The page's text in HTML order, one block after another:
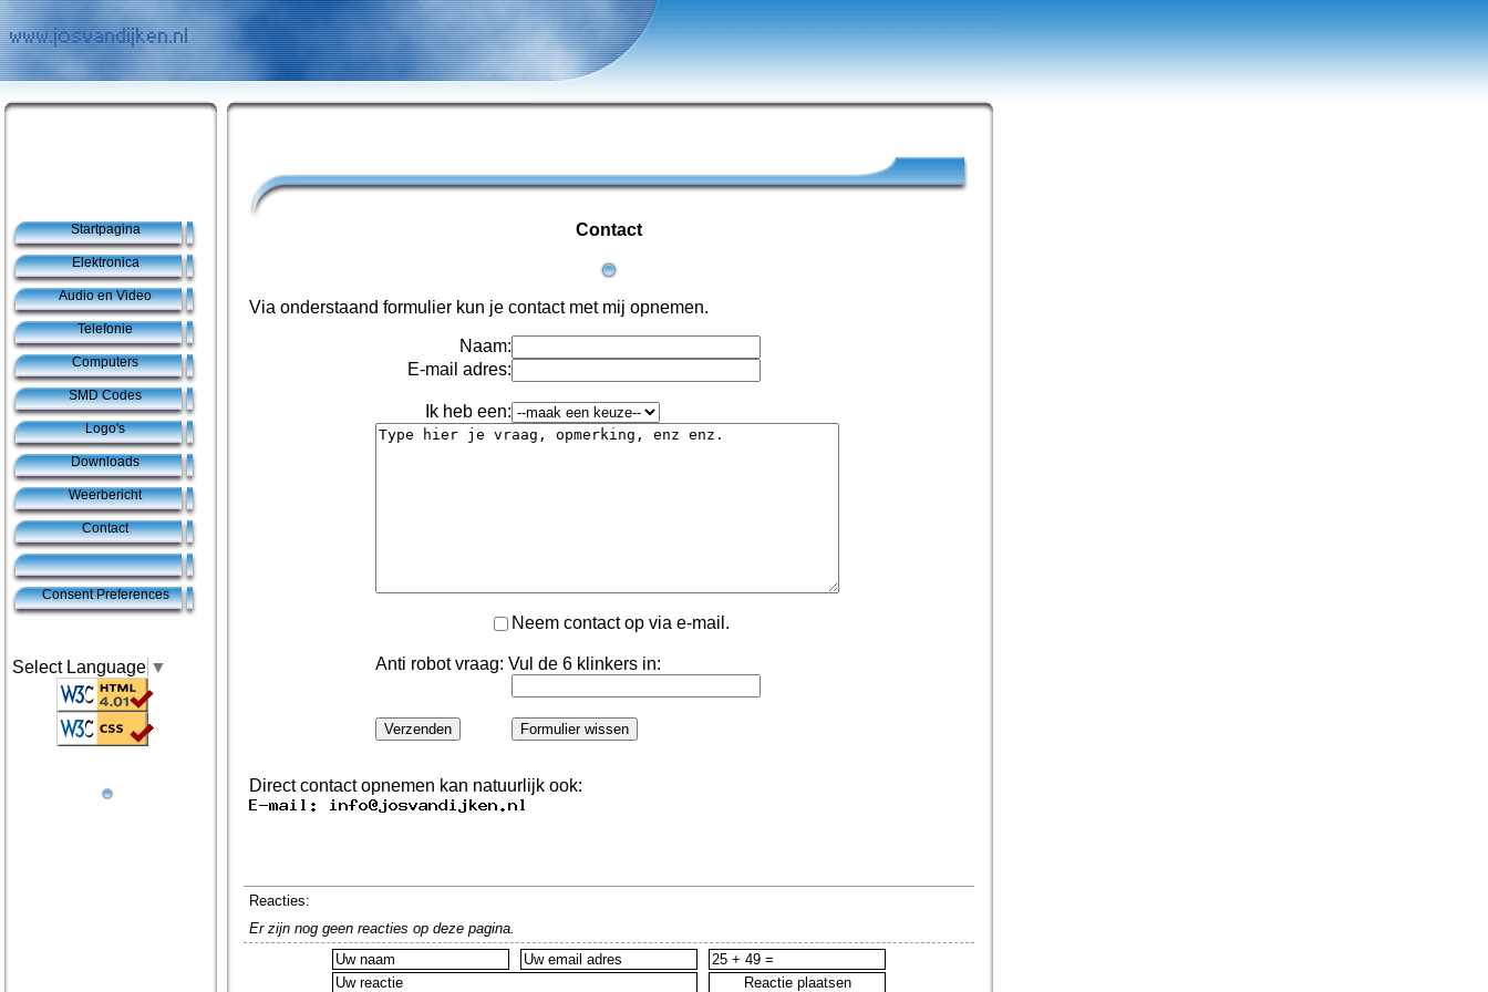
Startpagina
Elektronica
Audio en Video
Telefonie
Computers
SMD Codes
Logo's
Downloads
Weerbericht
Contact
Consent Preferences
Select Language ▼
Contact
Via onderstaand formulier kun je contact met mij opnemen.
Naam:
E-mail adres:
Ik heb een:
Neem contact op via e-mail.
Anti robot vraag: Vul de 6 klinkers in:
Direct contact opnemen kan natuurlijk ook:
Reacties:
Er zijn nog geen reacties op deze pagina.